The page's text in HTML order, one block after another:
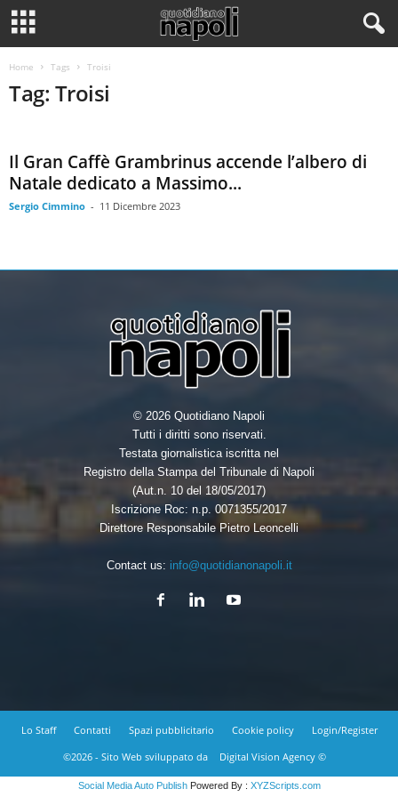
Home Tags Troisi
Tag: Troisi
Il Gran Caffè Grambrinus accende l’albero di
Natale dedicato a Massimo...
Sergio Cimmino - 11 Dicembre 2023
© 2026 Quotidiano Napoli
Tutti i diritti sono riservati.
Testata giornalistica iscritta nel
Registro della Stampa del Tribunale di Napoli
(Aut.n. 10 del 18/05/2017)
Iscrizione Roc: n.p. 0071355/2017
Direttore Responsabile Pietro Leoncelli
Contact us: info@quotidianonapoli.it
Lo Staff Contatti Spazi pubblicitario Cookie policy
Login/Register
©2026 - Sito Web sviluppato da
Digital Vision Agency ©
Social Media Auto PublishPowered By : XYZScripts.com